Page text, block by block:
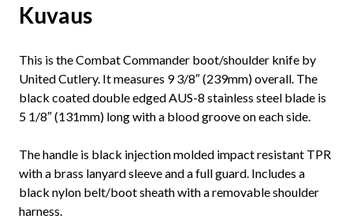
Kuvaus
This is the Combat Commander boot/shoulder knife by
United Cutlery. It measures 9 3/8″ (239mm) overall. The
black coated double edged AUS-8 stainless steel blade is
5 1/8″ (131mm) long with a blood groove on each side.
The handle is black injection molded impact resistant TPR
with a brass lanyard sleeve and a full guard. Includes a
black nylon belt/boot sheath with a removable shoulder
harness.